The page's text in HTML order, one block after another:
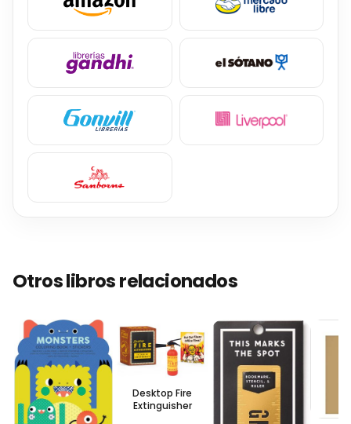
Otros libros relacionados
Desktop Fire
Extinguisher